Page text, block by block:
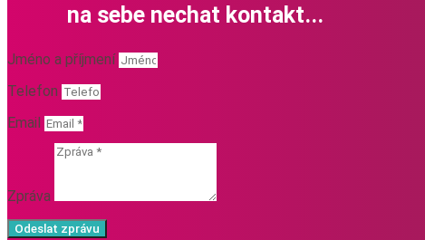
na sebe nechat kontakt...
Jméno a příjmení
Telefon
Email
Zpráva
Odeslat zprávu